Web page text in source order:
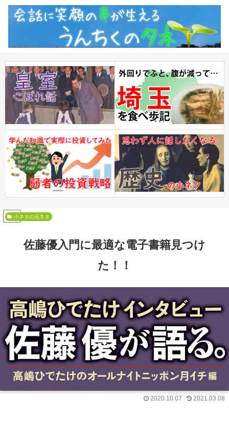
PR
佐藤優入門に最適な電子書籍見つけ
た！！
2020.10.07 2021.03.08
小ネタの元ネタ